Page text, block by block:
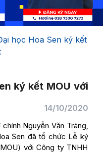
học Hoa Sen ký kết
ký kết MOU với
14/10/2020
Nguyễn Văn Tráng,
Sen đã tổ chức Lễ ký
với Công ty TNHH